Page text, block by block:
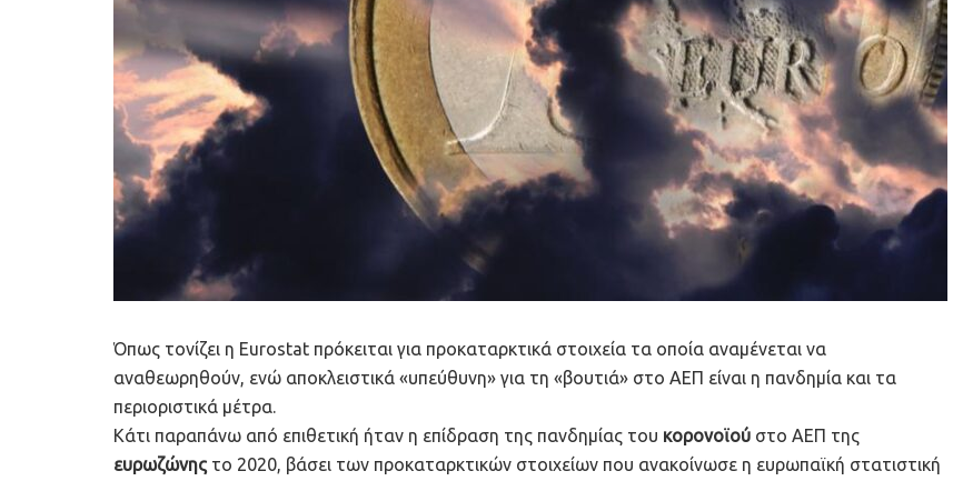
Όπως τονίζει η Eurostat πρόκειται για προκαταρκτικά στοιχεία τα οποία αναμένεται να
αναθεωρηθούν, ενώ αποκλειστικά «υπεύθυνη» για τη «βουτιά» στο ΑΕΠ είναι η πανδημία και τα
περιοριστικά μέτρα.
Κάτι παραπάνω από επιθετική ήταν η επίδραση της πανδημίας του κορονοϊού στο ΑΕΠ της
ευρωζώνης το 2020, βάσει των προκαταρκτικών στοιχείων που ανακοίνωσε η ευρωπαϊκή στατιστική